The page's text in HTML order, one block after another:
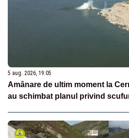
5 aug. 2026, 19:05
Amânare de ultim moment la
au schimbat planul privind